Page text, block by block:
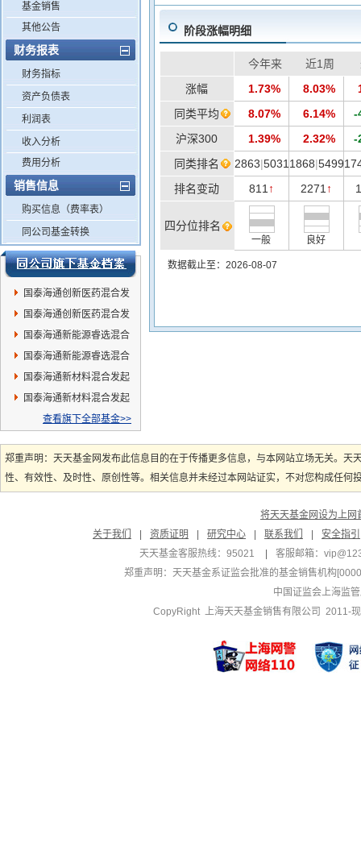
基金销售
其他公告
财务报表
财务指标
资产负债表
利润表
收入分析
费用分析
销售信息
购买信息（费率表）
同公司基金转换
国泰海通创新医药混合发
起C
国泰海通创新医药混合发
起A
国泰海通新能源睿选混合
发起A
国泰海通新能源睿选混合
发起C
国泰海通新材料混合发起
C
国泰海通新材料混合发起
查看旗下全部基金>>
阶段涨幅明细
涨幅
同类平均
沪深300
同类排名
排名变动
四分位排名
今年来
1.73%
8.07%
1.39%
2863|5031
811 ↑
一般
近1周
8.03%
6.14%
2.32%
1868|5499
2271 ↑
良好
-
-
数据截止至：2026-08-07
郑重声明：天天基金网发布此信息目的在于传播更多信息，与本网站立场无关。
性、有效性、及时性、原创性等。相关信息并未经过本网站证实，不对您构成任
将天天基金网设为上网
关于我们
资质证明 研究中心 联系我们
安全指引
天天基金客服热线：95021
客服邮箱：
郑重声明： 天天基金系证监会批准的基金销售机构
中国证监会上海监
CopyRight 上海天天基金销售有限公司 2011-